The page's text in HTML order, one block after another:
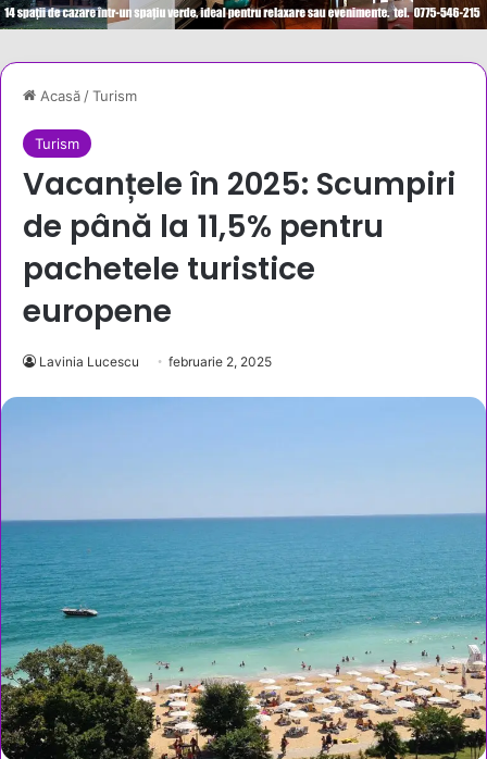
Acasă/Turism
Turism
Vacanțele în 2025: Scumpiri
de până la 11,5% pentru
pachetele turistice
europene
Lavinia Lucescu februarie 2, 2025